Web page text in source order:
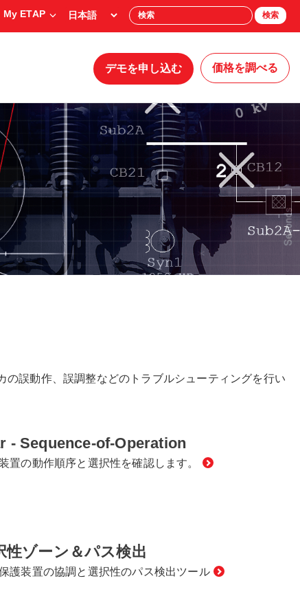
My ETAP 検索
デモを申し込む 価格を調べる
誤動作、誤調整などのトラブルシューティングを行い
- Sequence-of-Operation
置の動作順序と選択性を確認します。
性ゾーン＆パス検出
護装置の協調と選択性のパス検出ツール